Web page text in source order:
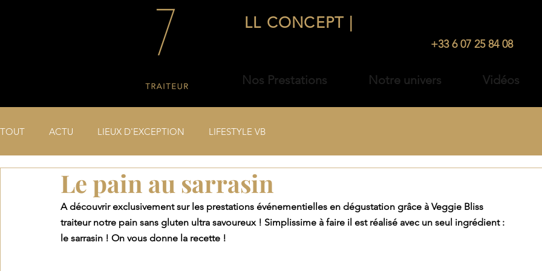
LL CONCEPT |
+33 6 07 25 84 08
Nos Prestations Notre univers Vidéos
TOUT ACTU LIEUX D'EXCEPTION LIFESTYLE VB
Le pain au sarrasin
A découvrir exclusivement sur les prestations événementielles en dégustation grâce à Veggie Bliss
traiteur notre pain sans gluten ultra savoureux ! Simplissime à faire il est réalisé avec un seul ingrédient :
le sarrasin ! On vous donne la recette !